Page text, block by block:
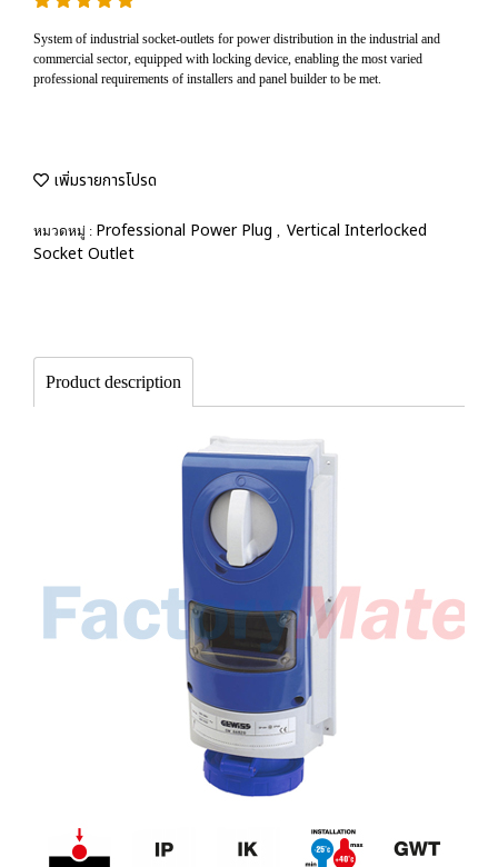
System of industrial socket-outlets for power distribution in the industrial and
commercial sector, equipped with locking device, enabling the most varied
professional requirements of installers and panel builder to be met.
เพิ่มรายการโปรด
หมวดหมู่ : Professional Power Plug , Vertical Interlocked
Socket Outlet
Product description